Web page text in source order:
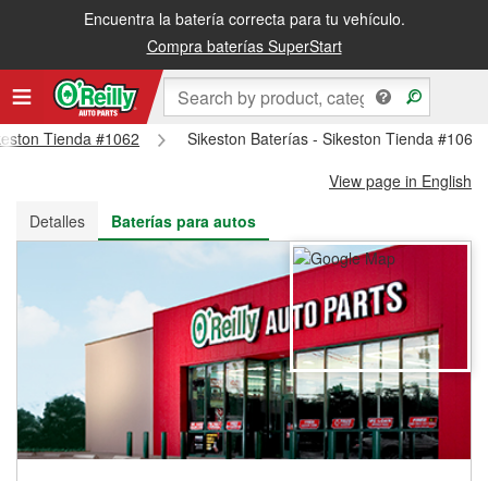
Encuentra la batería correcta para tu vehículo.
Compra baterías SuperStart
Recibe tu orden gratis al día siguiente o recógela en la tienda
Tienda #1062
Sikeston Baterías - Sikeston Tienda #1062
View page in English
Detalles
Baterías para autos